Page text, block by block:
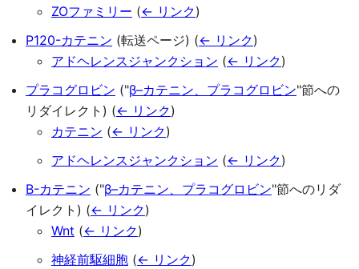
ZOファミリー (← リンク)
P120-カテニン (転送ページ) (← リンク)
アドヘレンスジャンクション (← リンク)
プラコグロビン ("β–カテニン、プラコグロビン"節への
リダイレクト) (← リンク)
カテニン (← リンク)
アドヘレンスジャンクション (← リンク)
Β-カテニン ("β–カテニン、プラコグロビン"節へのリダ
イレクト) (← リンク)
Wnt (← リンク)
神経前駆細胞 (← リンク)